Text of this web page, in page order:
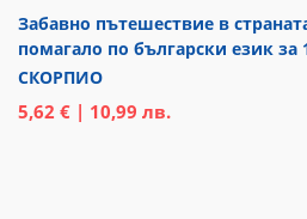
Забавно пътешествие в
помагало по български език за
СКОРПИО
5,62 € | 10,99 лв.